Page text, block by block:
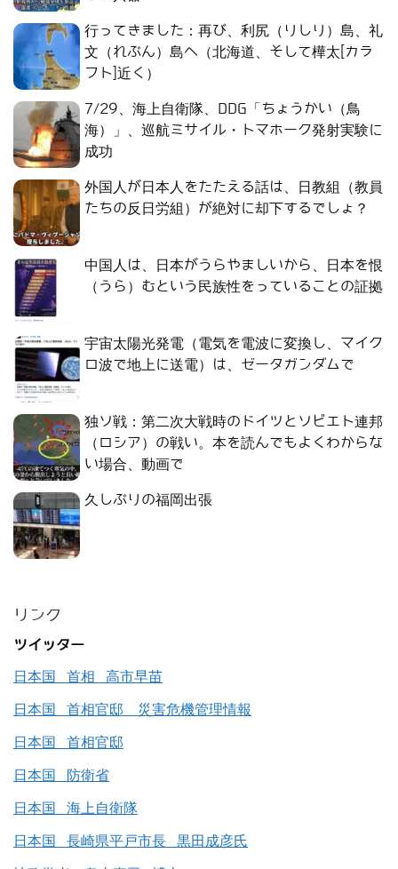
行ってきました：再び、利尻（りしり）島、礼
文（れぶん）島へ（北海道、そして樺太[カラ
フト]近く）
7/29、海上自衛隊、DDG「ちょうかい（鳥
海）」、巡航ミサイル・トマホーク発射実験に
成功
外国人が日本人をたたえる話は、日教組（教員
たちの反日労組）が絶対に却下するでしょ？
中国人は、日本がうらやましいから、日本を恨
（うら）むという民族性をっていることの証拠
宇宙太陽光発電（電気を電波に変換し、マイク
ロ波で地上に送電）は、ゼータガンダムで
独ソ戦：第二次大戦時のドイツとソビエト連邦
（ロシア）の戦い。本を読んでもよくわからな
い場合、動画で
久しぶりの福岡出張
リンク
ツイッター
日本国 首相 高市早苗
日本国 首相官邸 災害危機管理情報
日本国 首相官邸
日本国 防衛省
日本国 海上自衛隊
日本国 長崎県平戸市長 黒田成彦氏